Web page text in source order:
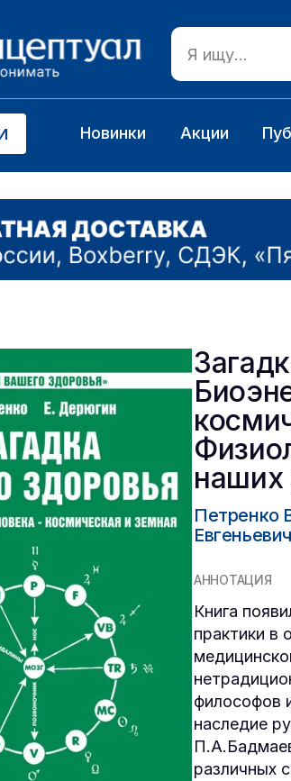
Новинки Акции
наших
Петренко
Евгеньевич
АННОТАЦИЯ
Книга
практики в
философов
наследие
различных